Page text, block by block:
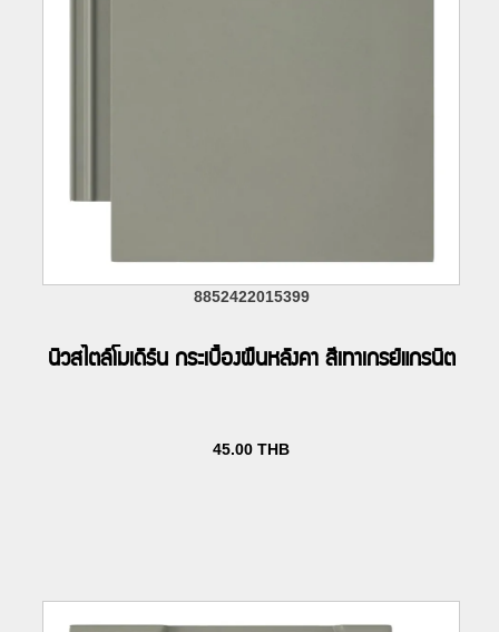
8852422015399
นิวสไตล์โมเดิร์น กระเบื้องผืนหลังคา สีเทาเกรย์แกรนิต
45.00 THB